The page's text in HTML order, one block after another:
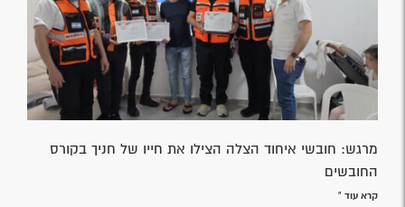
מרגש: חובשי איחוד הצלה הצילו את חייו של חניך בקורס
החובשים
קרא עוד »